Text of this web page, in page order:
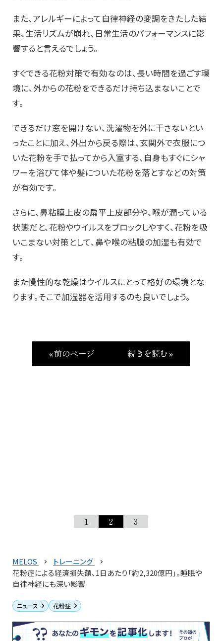
また、アレルギーによって自律神経の変調をきたした結
果、生活リズムが崩れ、日常生活のパフォーマンスに影
響すると言えるでしょう。
すぐできる花粉対策で有効なのは、長い時間を過ごす環
境に、外からの花粉をできるだけ持ち込まないことで
す。
できるだけ窓を開けない、洗濯物を外に干さないとい
ったことに加え、外出から戻る際は、玄関外で衣服につ
いた花粉を手で払ってから入室する、自身もすぐにシャ
ワーを浴びて体や髪についた花粉を落とすなどの対策
が有効です。
さらに、鼻粘膜上皮の扁平上皮部分や、喉が潤っている
状態だと、花粉やウイルスをブロックしやすく、花粉を吸
いこまない対策として、鼻や喉の粘膜の加湿も有効で
す。
また慢性的な乾燥はウイルスにとって格好の環境とな
ります。そこで加湿器を活用するのも良いでしょう。
« 前のページ 続きを読む »
1 2 3
MELOS
トレーニング
花粉症による経済損失額、1日あたり「約2,320億円」。睡眠や
自律神経にも深い影響
ニュース 花粉症